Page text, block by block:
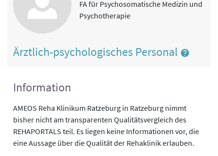
FA für Psychosomatische Medizin und
Psychotherapie
Ärztlich-psychologisches Personal
Information
AMEOS Reha Klinikum Ratzeburg in Ratzeburg nimmt
bisher nicht am transparenten Qualitätsvergleich des
REHAPORTALS teil. Es liegen keine Informationen vor, die
eine Aussage über die Qualität der Rehaklinik erlauben.